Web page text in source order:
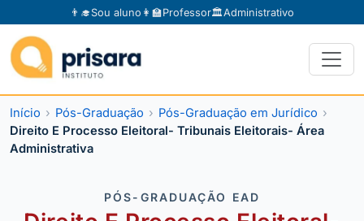
👨‍🎓Sou aluno 👩‍🏫Professor🏛️Administrativo
Início Pós-Graduação
Pós-Graduação em Jurídico
Direito E Processo Eleitoral- Tribunais Eleitorais- Área
Administrativa
PÓS-GRADUAÇÃO EAD